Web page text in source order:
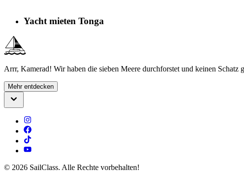
Yacht mieten Tonga
Arrr, Kamerad! Wir haben die sieben Meere durchforstet und keinen Schatz
Mehr entdecken
© 2026 SailClass. Alle Rechte vorbehalten!